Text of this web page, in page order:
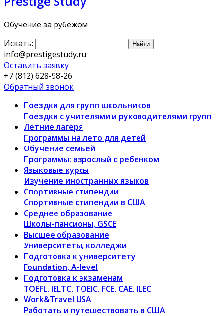
Обучение за рубежом
Искать:
info@prestigestudy.ru
Оставить заявку
+7 (812) 628-98-26
Обратный звонок
Поездки для групп школьников
Поездки с учителями и руководителями групп
Летние лагеря
Программы на лето для детей
Обучение семьей
Программы: взрослый с ребенком
Языковые курсы
Изучение иностранных языков
Спортивные стипендии
Спортивные стипендии в США
Среднее образование
Школы-пансионы, GSCE
Высшее образование
Университеты, колледжи
Подготовка к университету
Foundation, A-level
Подготовка к экзаменам
TOEFL, IELTC, TOEIC, FCE, CAE, ILEC
Work&Travel USA
Работать и путешествовать в США